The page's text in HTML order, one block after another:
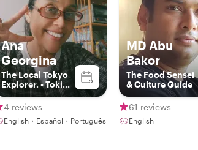
Ana
Georgina
The Local Tokyo
Explorer. - Tokio,
descubre todos
sus rincones con
un local.
4 reviews
English・Español・Português
MD Abu
Bakor
The Food Sensei
& Culture Guide
61 reviews
English